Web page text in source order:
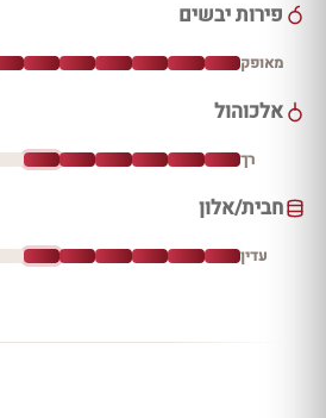
פירות יבשים
מאופק
אלכוהול
רך
חבית/אלון
עדין